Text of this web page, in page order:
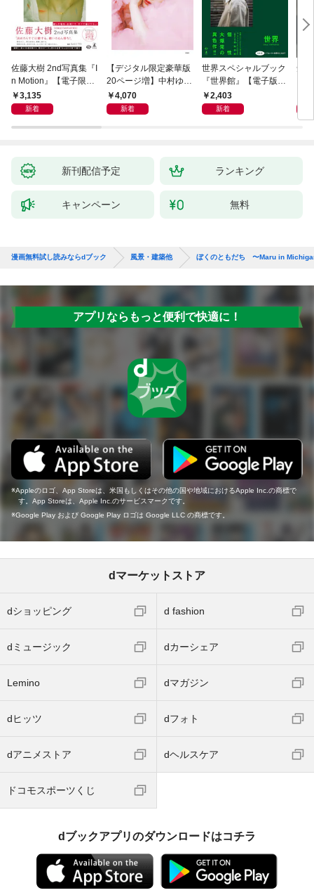
佐藤大樹 2nd写真集『I
n Motion』【電子限定
動画特典付き】
3,135
新着
【デジタル限定豪華版
20ページ増】中村ゆり
か写真集 Yu LU ri NA
4,070
新着
世界スペシャルブック
『世界館』【電子版限
定特別インタビュー付
き】
2,403
新着
知
新刊配信予定 ランキング
キャンペーン 無料
漫画無料試し読みならdブック 風景・建築他 ぼくのともだち 〜Maru in
アプリならもっと便利で快適に！
Appleのロゴ、App Storeは、米国もしくはその他の国や地域におけるApple Inc.の商標で
す。App Storeは、Apple Inc.のサービスマークです。
Google Play および Google Play ロゴは Google LLC の商標です。
dマーケットストア
dショッピング d fashion
dミュージック dカーシェア
Lemino dマガジン
dヒッツ dフォト
dアニメストア dヘルスケア
ドコモスポーツくじ
dブックアプリのダウンロードはコチラ